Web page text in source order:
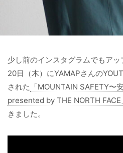
少し前のインスタグラムでもア
20日（木）にYAMAPさんの
された 「MOUNTAIN SAFETY〜
presented by THE NORTH
きました。